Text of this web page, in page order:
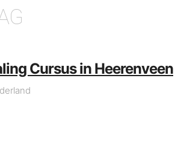
Cursus in Heerenveen